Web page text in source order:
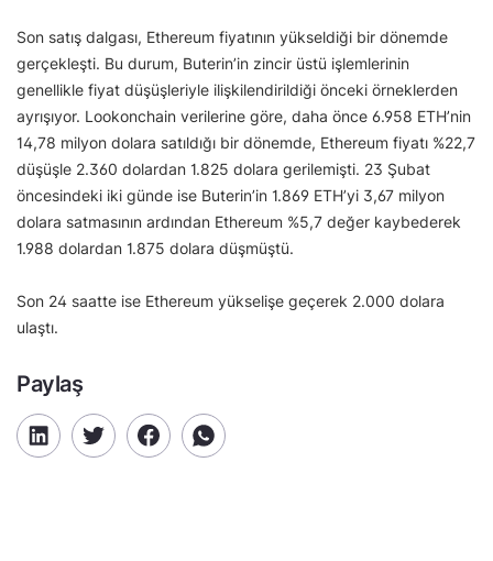
Son satış dalgası, Ethereum fiyatının yükseldiği bir dönemde
gerçekleşti. Bu durum, Buterin’in zincir üstü işlemlerinin
genellikle fiyat düşüşleriyle ilişkilendirildiği önceki örneklerden
ayrışıyor. Lookonchain verilerine göre, daha önce 6.958 ETH’nin
14,78 milyon dolara satıldığı bir dönemde, Ethereum fiyatı %22,7
düşüşle 2.360 dolardan 1.825 dolara gerilemişti. 23 Şubat
öncesindeki iki günde ise Buterin’in 1.869 ETH’yi 3,67 milyon
dolara satmasının ardından Ethereum %5,7 değer kaybederek
1.988 dolardan 1.875 dolara düşmüştü.
Son 24 saatte ise Ethereum yükselişe geçerek 2.000 dolara
ulaştı.
Paylaş